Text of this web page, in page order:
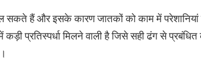
सकते हैं और इसके कारण जातकों को काम में
प्रतिस्पर्धा मिलने वाली है जिसे सही ढंग से